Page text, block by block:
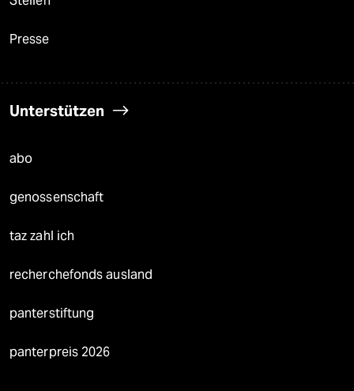
Presse
Unterstützen
abo
genossenschaft
taz zahl ich
recherchefonds ausland
panterstiftung
panterpreis 2026